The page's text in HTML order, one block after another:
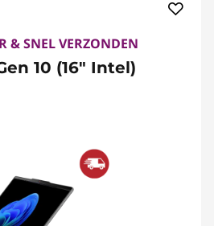
& SNEL VERZONDEN
10 (16" Intel)